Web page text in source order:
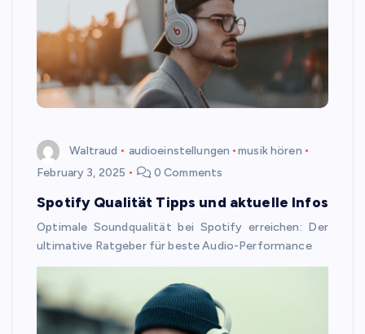
Waltraud audioeinstellungen
musik hören
February 3, 2025
0 Comments
Spotify Qualität Tipps und aktuelle Infos
Optimale Soundqualität bei Spotify erreichen: Der
ultimative Ratgeber für beste Audio-Performance